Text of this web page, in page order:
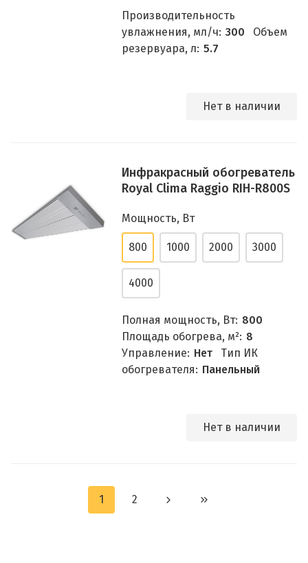
Производительность
увлажнения, мл/ч: 300
Объем
резервуара, л: 5.7
Нет в наличии
Инфракрасный обогреватель
Royal Clima Raggio RIH-R800S
Мощность, Вт
800 1000 2000 3000
4000
Полная мощность, Вт: 800
Площадь обогрева, м²: 8
Управление: Нет
Тип ИК
обогревателя: Панельный
Нет в наличии
1 2